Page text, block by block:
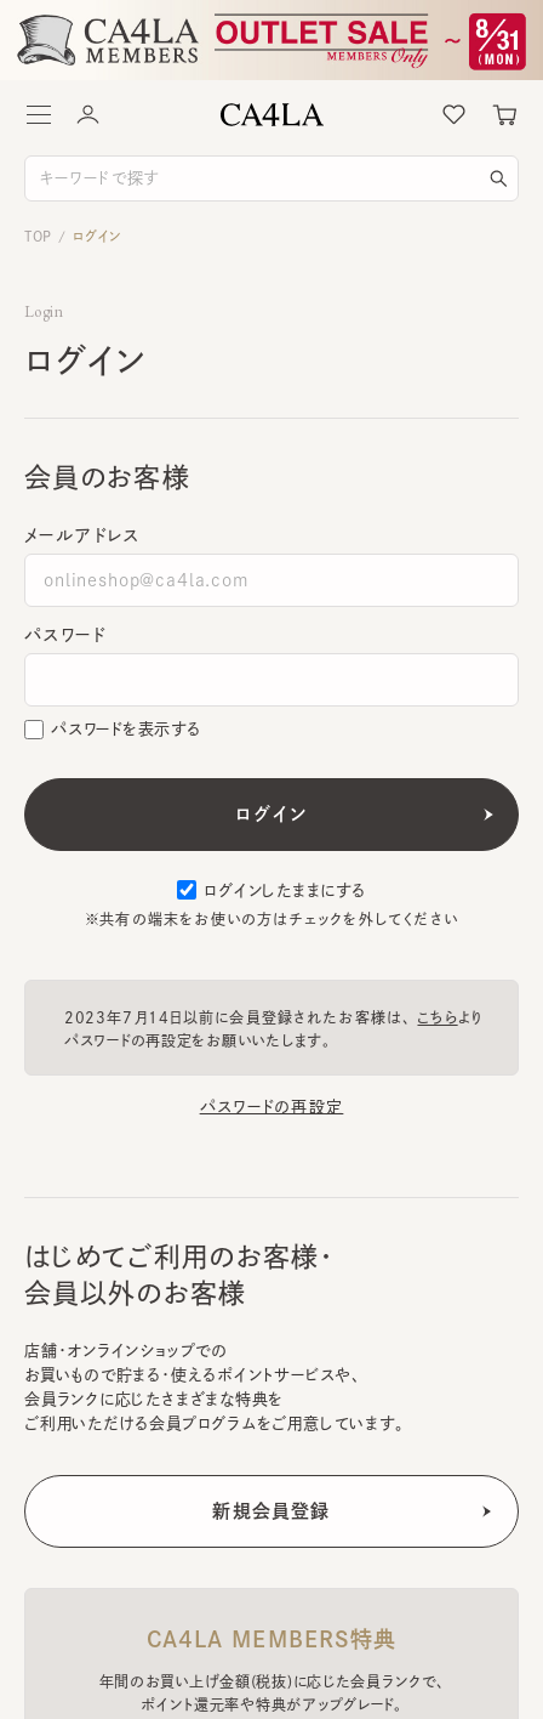
TOP / ログイン
Login
ログイン
会員のお客様
メールアドレス
パスワード
パスワードを表示する
ログインしたままにする
※共有の端末をお使いの方はチェックを外してください
2023年7月14日以前に会員登録されたお客様は、 こちらより
パスワードの再設定をお願いいたします。
パスワードの再設定
はじめてご利用のお客様・
会員以外のお客様
店舗・オンラインショップでの
お買いもので貯まる・使えるポイントサービスや、
会員ランクに応じたさまざまな特典を
ご利用いただける会員プログラムをご用意しています。
CA4LA MEMBERS特典
年間のお買い上げ金額(税抜)に応じた会員ランクで、
ポイント還元率や特典がアップグレード。